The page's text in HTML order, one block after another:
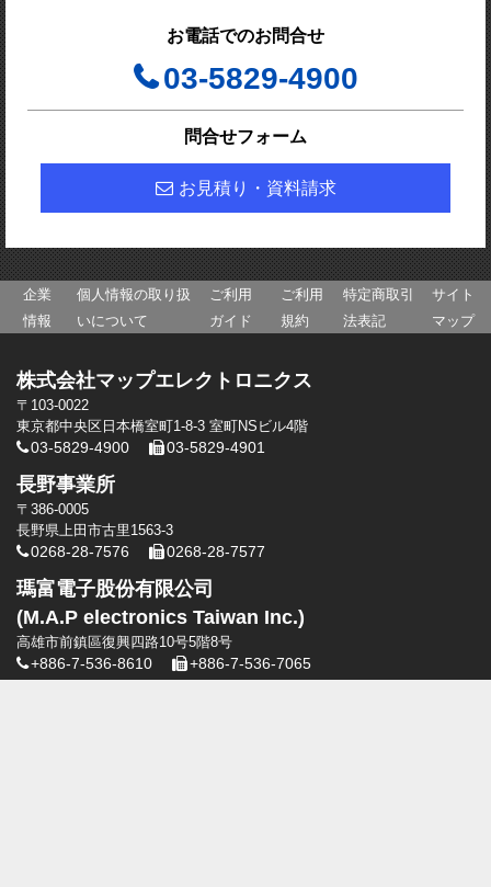
お電話でのお問合せ
03-5829-4900
問合せフォーム
お見積り・資料請求
企業
情報
個人情報の取り扱
いについて
ご利用
ガイド
ご利用
規約
特定商取引
法表記
サイト
マップ
株式会社マップエレクトロニクス
〒103-0022
東京都中央区日本橋室町1-8-3 室町NSビル4階
03-5829-4900 03-5829-4901
長野事業所
〒386-0005
長野県上田市古里1563-3
0268-28-7576 0268-28-7577
瑪富電子股份有限公司
(M.A.P electronics Taiwan Inc.)
高雄市前鎮區復興四路10号5階8号
+886-7-536-8610 +886-7-536-7065